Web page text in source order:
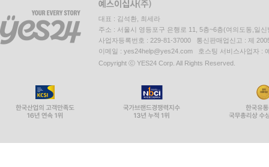
대표 : 김석환, 최세라
주소 : 서울시 영등포구 은행로 11, 5층~6층(여의도동,일신
사업자등록번호 : 229-81-37000 통신판매업신고 : 제
이메일 : yes24help@yes24.com 호스팅 서비스사업자 :
Copyright ⓒ YES24 Corp. All Rights Reserved.